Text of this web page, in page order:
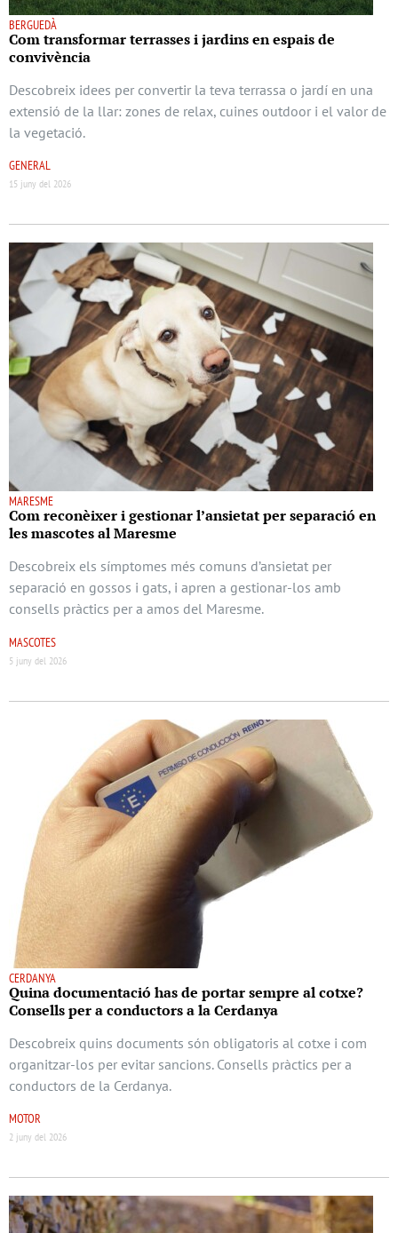
BERGUEDÀ
Com transformar terrasses i jardins en espais de
convivència
Descobreix idees per convertir la teva terrassa o jardí en una
extensió de la llar: zones de relax, cuines outdoor i el valor de
la vegetació.
GENERAL
15 juny del 2026
MARESME
Com reconèixer i gestionar l’ansietat per separació en
les mascotes al Maresme
Descobreix els símptomes més comuns d’ansietat per
separació en gossos i gats, i apren a gestionar-los amb
consells pràctics per a amos del Maresme.
MASCOTES
5 juny del 2026
CERDANYA
Quina documentació has de portar sempre al cotxe?
Consells per a conductors a la Cerdanya
Descobreix quins documents són obligatoris al cotxe i com
organitzar-los per evitar sancions. Consells pràctics per a
conductors de la Cerdanya.
MOTOR
2 juny del 2026